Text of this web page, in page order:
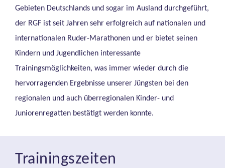
Gebieten Deutschlands und sogar im Ausland durchgeführt,
der RGF ist seit Jahren sehr erfolgreich auf nationalen und
internationalen Ruder-Marathonen und er bietet seinen
Kindern und Jugendlichen interessante
Trainingsmöglichkeiten, was immer wieder durch die
hervorragenden Ergebnisse unserer Jüngsten bei den
regionalen und auch überregionalen Kinder- und
Juniorenregatten bestätigt werden konnte.
Trainingszeiten